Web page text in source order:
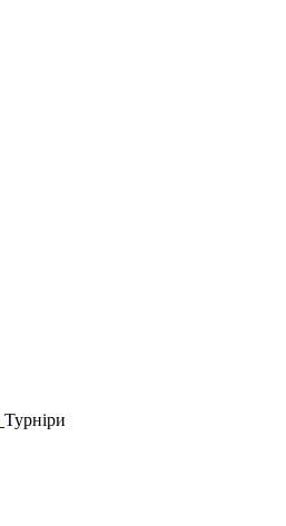
Турніри